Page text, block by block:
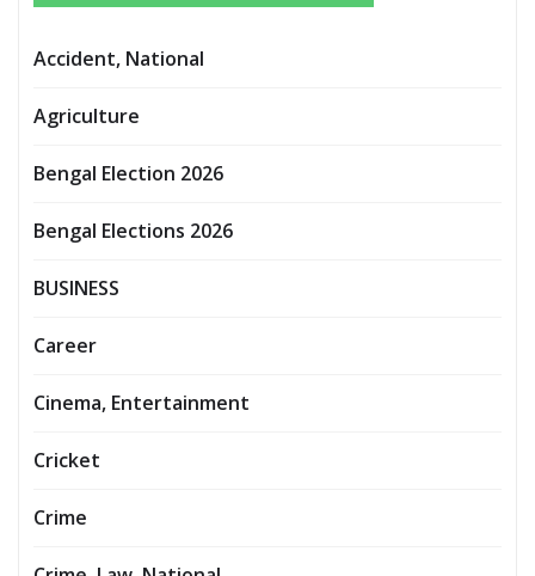
Accident, National
Agriculture
Bengal Election 2026
Bengal Elections 2026
BUSINESS
Career
Cinema, Entertainment
Cricket
Crime